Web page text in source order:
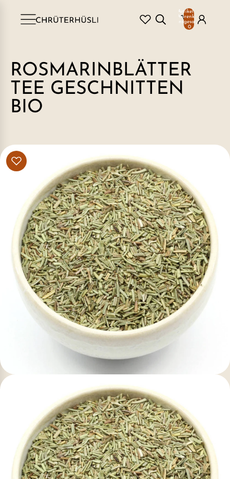
Artikel im
Warenkorb
insgesamt:
0
ROSMARINBLÄTTER
TEE GESCHNITTEN
BIO